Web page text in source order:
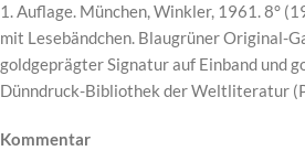
1. Auflage. München, Winkler, 1961. 8°
mit Lesebändchen. Blaugrüner Original-
goldgeprägter Signatur auf Einband und
Dünndruck-Bibliothek der Weltliteratur
Kommentar